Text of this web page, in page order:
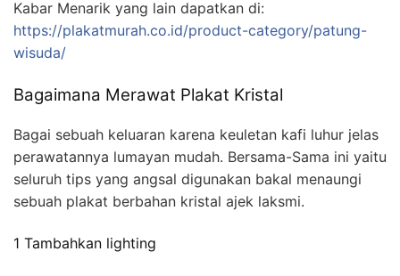
Kabar Menarik yang lain dapatkan di:
https://plakatmurah.co.id/product-category/patung-
wisuda/
Bagaimana Merawat Plakat Kristal
Bagai sebuah keluaran karena keuletan kafi luhur jelas
perawatannya lumayan mudah. Bersama-Sama ini yaitu
seluruh tips yang angsal digunakan bakal menaungi
sebuah plakat berbahan kristal ajek laksmi.
1 Tambahkan lighting